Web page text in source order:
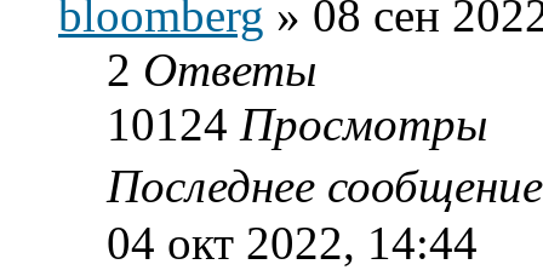
bloomberg » 08 сен
2 Ответы
10124 Просмотры
Последнее
04 окт 2022, 14:44